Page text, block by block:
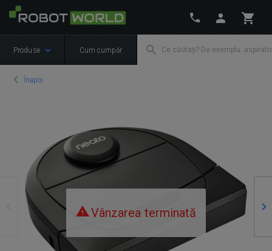
Produse Cum cumpăr
Înapoi
Precedente
Vânzarea terminată